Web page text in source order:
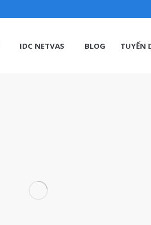
IDC NETVAS BLOG TUYỂN